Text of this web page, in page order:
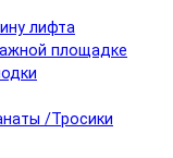
лифта
площадке
/Тросики